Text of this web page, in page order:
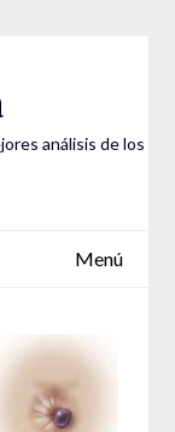
análisis de los
Menú